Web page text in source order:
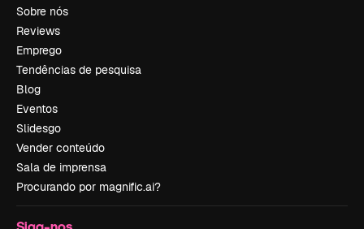
Sobre nós
Reviews
Emprego
Tendências de pesquisa
Blog
Eventos
Slidesgo
Vender conteúdo
Sala de imprensa
Procurando por magnific.ai?